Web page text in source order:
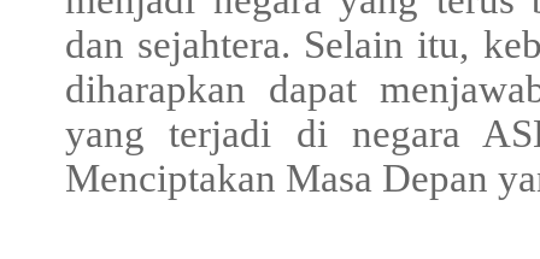
dan sejahtera. Selain itu,
diharapkan dapat
yang terjadi di negara
Menciptakan Masa Depan